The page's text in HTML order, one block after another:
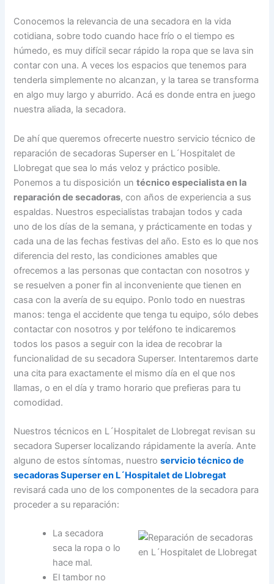
Conocemos la relevancia de una secadora en la vida
cotidiana, sobre todo cuando hace frío o el tiempo es
húmedo, es muy difícil secar rápido la ropa que se lava sin
contar con una. A veces los espacios que tenemos para
tenderla simplemente no alcanzan, y la tarea se transforma
en algo muy largo y aburrido. Acá es donde entra en juego
nuestra aliada, la secadora.
De ahí que queremos ofrecerte nuestro servicio técnico de
reparación de secadoras Superser en L´Hospitalet de
Llobregat que sea lo más veloz y práctico posible.
Ponemos a tu disposición untécnico especialista en la
reparación de secadoras, con años de experiencia a sus
espaldas. Nuestros especialistas trabajan todos y cada
uno de los días de la semana, y prácticamente en todas y
cada una de las fechas festivas del año. Esto es lo que nos
diferencia del resto, las condiciones amables que
ofrecemos a las personas que contactan con nosotros y
se resuelven a poner fin al inconveniente que tienen en
casa con la avería de su equipo. Ponlo todo en nuestras
manos: tenga el accidente que tenga tu equipo, sólo debes
contactar con nosotros y por teléfono te indicaremos
todos los pasos a seguir con la idea de recobrar la
funcionalidad de su secadora Superser. Intentaremos darte
una cita para exactamente el mismo día en el que nos
llamas, o en el día y tramo horario que prefieras para tu
comodidad.
Nuestros técnicos en L´Hospitalet de Llobregat revisan su
secadora Superser localizando rápidamente la avería. Ante
alguno de estos síntomas, nuestroservicio técnico de
secadoras Superser en L´Hospitalet de Llobregat
revisará cada uno de los componentes de la secadora para
proceder a su reparación:
La secadora
seca la ropa o lo
hace mal.
El tambor no